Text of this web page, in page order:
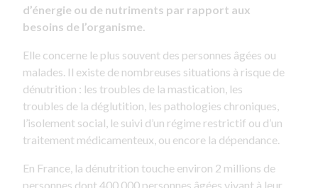
d’énergie ou de nutriments par rapport aux
besoins de l’organisme.
Elle concerne le plus souvent des personnes âgées ou
malades. Il existe de nombreuses situations à risque de
dénutrition : les troubles de la mastication, les
troubles de la déglutition, les pathologies chroniques,
l’isolement social, le suivi d’un régime restrictif ou d’un
traitement médicamenteux, ou encore la dépendance.
En France, la dénutrition touche environ 2 millions de
personnes dont 400 000 personnes âgées vivant à leur